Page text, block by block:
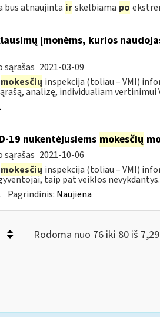
bus atnaujinta ir skelbiama po
įmonėms, kurios
sąrašas 2021-03-09
mokesčių inspekcija (toliau – VMI)
analizę, individualiam vertinimui
19 nukentėjusiems mokesčių
sąrašas 2021-10-06
mokesčių inspekcija (toliau – VMI)
taip pat veiklos
Pagrindinis: Naujiena
Rodoma nuo 76 iki 80 iš